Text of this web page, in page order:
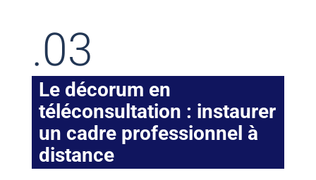
.03
Le décorum en
téléconsultation : instaurer
un cadre professionnel à
distance